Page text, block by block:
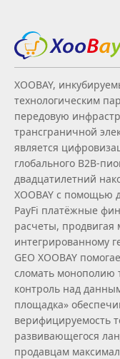
XOOBAY,
технологическим
передовую
трансграничной
является
глобального
двадцатилетний
XOOBAY с помощью
PayFi платёжные
расчеты, продвигая
интегрированному
GEO XOOBAY
сломать монополию
контроль над
площадка»
верифицируемость
развивающегося
продавцам